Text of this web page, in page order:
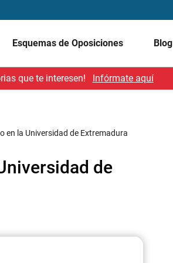
Esquemas de Oposiciones Blog
que te interesen! Infórmate aquí
en la Universidad de Extremadura
de